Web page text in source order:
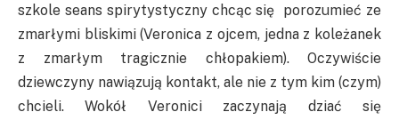
szkole seans spirytystyczny chcąc się porozumieć ze
zmarłymi bliskimi (Veronica z ojcem, jedna z koleżanek
z zmarłym tragicznie chłopakiem). Oczywiście
dziewczyny nawiązują kontakt, ale nie z tym kim (czym)
chcieli. Wokół Veronici zaczynają dziać się